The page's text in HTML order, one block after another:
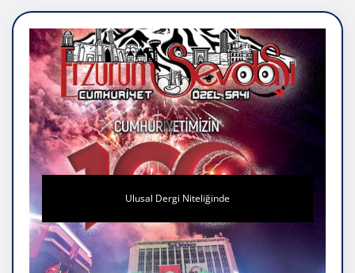
Ulusal Dergi Niteliğinde